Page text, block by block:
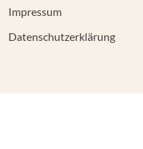
Impressum
Datenschutzerklärung